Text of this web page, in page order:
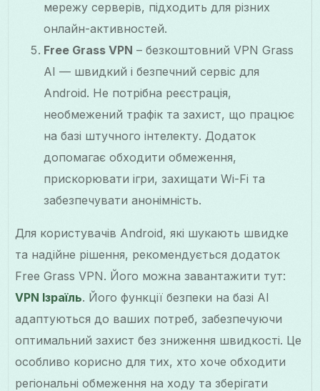
мережу серверів, підходить для різних
онлайн-активностей.
Free Grass VPN – безкоштовний VPN Grass
AI — швидкий і безпечний сервіс для
Android. Не потрібна реєстрація,
необмежений трафік та захист, що працює
на базі штучного інтелекту. Додаток
допомагає обходити обмеження,
прискорювати ігри, захищати Wi-Fi та
забезпечувати анонімність.
Для користувачів Android, які шукають швидке
та надійне рішення, рекомендується додаток
Free Grass VPN. Його можна завантажити тут:
VPN Ізраїль. Його функції безпеки на базі AI
адаптуються до ваших потреб, забезпечуючи
оптимальний захист без зниження швидкості. Це
особливо корисно для тих, хто хоче обходити
регіональні обмеження на ходу та зберігати